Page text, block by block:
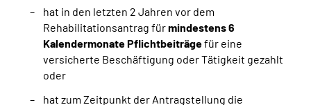
hat in den letzten 2 Jahren vor dem
Rehabilitationsantrag fürmindestens 6
Kalendermonate Pflichtbeiträgefür eine
versicherte Beschäftigung oder Tätigkeit gezahlt
oder
hat zum Zeitpunkt der Antragstellung die